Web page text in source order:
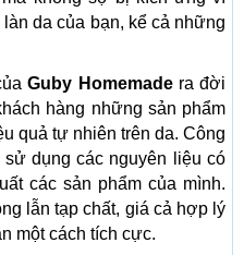
da của bạn, kể cả những
Guby Homemadera đời
hàng những sản phẩm
quả tự nhiên trên da. Công
dụng các nguyên liệu có
các sản phẩm của mình.
lẫn tạp chất, giá cả hợp lý
một cách tích cực.